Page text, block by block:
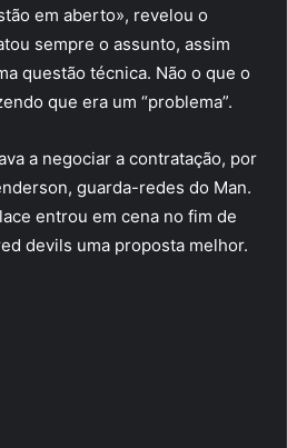
em aberto», revelou o
sempre o assunto, assim
questão técnica. Não o que o
que era um “problema”.
a negociar a contratação, por
guarda-redes do Man.
entrou em cena no fim de
devils uma proposta melhor.